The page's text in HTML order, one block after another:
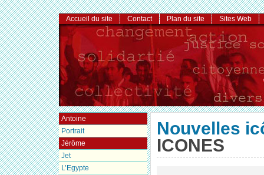
Nouvelles
ICONES
Accueil du site Contact Plan du site Sites Web
Antoine
Portrait
Jérôme
Jet
L’Egypte